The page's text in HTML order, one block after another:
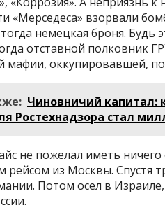
«Мерседеса» взорвали
немецкая броня.
отставной полковник
мафии, оккупировавшей,
Чиновничий капитал:
Ростехнадзора стал
не пожелал иметь
из Москвы. Спустя
Потом осел в